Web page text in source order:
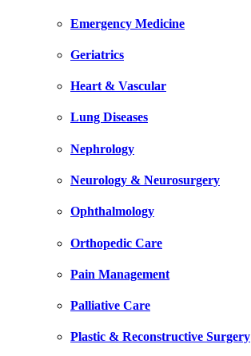
Emergency Medicine
Geriatrics
Heart & Vascular
Lung Diseases
Nephrology
Neurology & Neurosurgery
Ophthalmology
Orthopedic Care
Pain Management
Palliative Care
Plastic & Reconstructive Surgery